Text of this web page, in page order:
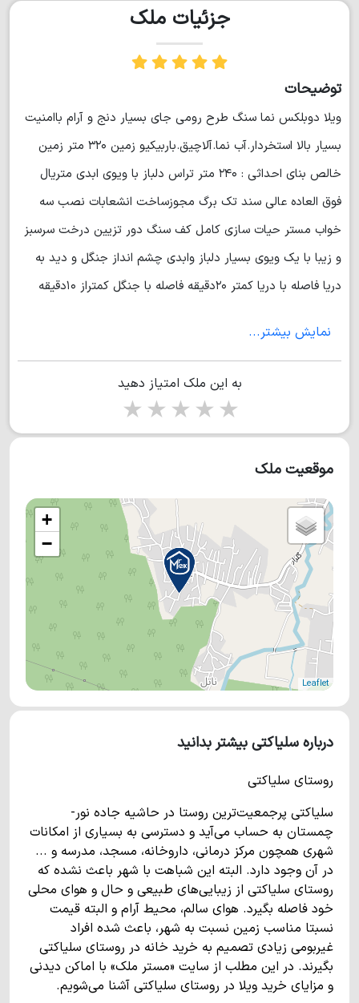
جزئیات ملک
توضیحات
ویلا دوبلکس نما سنگ طرح رومی جای بسیار دنج و آرام باامنیت
بسیار بالا استخردار.آب نما.آلاچیق.باربیکیو زمین ۳۲۰ متر زمین
خالص بنای احداثی : ۲۴۰ متر تراس دلباز با ویوی ابدی متریال
فوق العاده عالی سند تک برگ مجوزساخت انشعابات نصب سه
خواب مستر حیات سازی کامل کف سنگ دور تزیین درخت سرسبز
و زیبا با یک ویوی بسیار دلباز وابدی چشم انداز جنگل و دید به
دریا فاصله با دریا کمتر ۲۰دقیقه فاصله با جنگل کمتراز ۱۰دقیقه
آدرس مازندران نور دریاچه الیمالات سلیاکتی
نمایش بیشتر...
به این ملک امتیاز دهید
5 stars
4 stars
3 stars
2 stars
موقعیت ملک
+
−
Leaflet
درباره سلیاکتی بیشتر بدانید
روستای سلیاکتی
سلیاکتی پرجمعیت‌ترین روستا در حاشیه جاده نور-
چمستان به حساب می‌آید و دسترسی به بسیاری از امکانات
شهری همچون مرکز درمانی، داروخانه، مسجد، مدرسه و ...
در آن وجود دارد. البته این شباهت با شهر باعث نشده که
روستای سلیاکتی از زیبایی‌های طبیعی و حال و هوای محلی
خود فاصله بگیرد. هوای سالم، محیط آرام و البته قیمت
نسبتا مناسب زمین نسبت به شهر، باعث شده افراد
غیربومی زیادی تصمیم به خرید خانه در روستای سلیاکتی
بگیرند. در این مطلب از سایت «مستر ملک» با اماکن دیدنی
و مزایای خرید ویلا در روستای سلیاکتی آشنا می‌شویم.